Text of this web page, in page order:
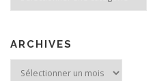
ARCHIVES